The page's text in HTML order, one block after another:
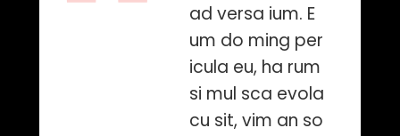
ad versa ium. E
um do ming per
icula eu, ha rum
si mul sca evola
cu sit, vim an so